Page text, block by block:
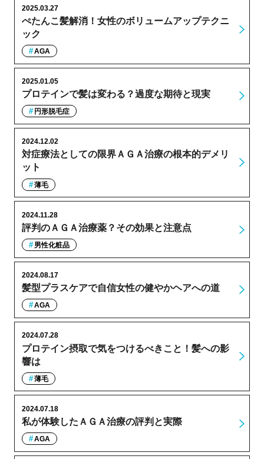
ぺたんこ髪解消！女性のボリュームアップテクニ
ック
2025.03.27
AGA
プロテインで髪は変わる？過度な期待と現実
2025.01.05
円形脱毛症
対症療法としての限界ＡＧＡ治療の根本的デメリ
ット
2024.12.02
薄毛
評判のＡＧＡ治療薬？その効果と注意点
2024.11.28
男性化粧品
髪型プラスケアで自信女性の健やかヘアへの道
2024.08.17
AGA
プロテイン摂取で気をつけるべきこと！髪への影
響は
2024.07.28
薄毛
私が体験したＡＧＡ治療の評判と実際
2024.07.18
AGA